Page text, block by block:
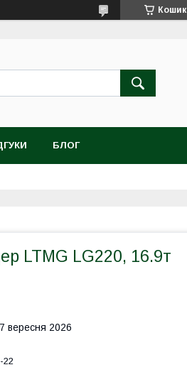
Кошик
БЛОГ
LTMG LG220, 16.9т
вересня 2026
22